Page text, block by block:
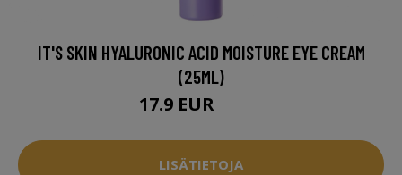
IT'S SKIN HYALURONIC ACID MOISTURE EYE CREAM
(25ML)
17.9 EUR
LISÄTIETOJA